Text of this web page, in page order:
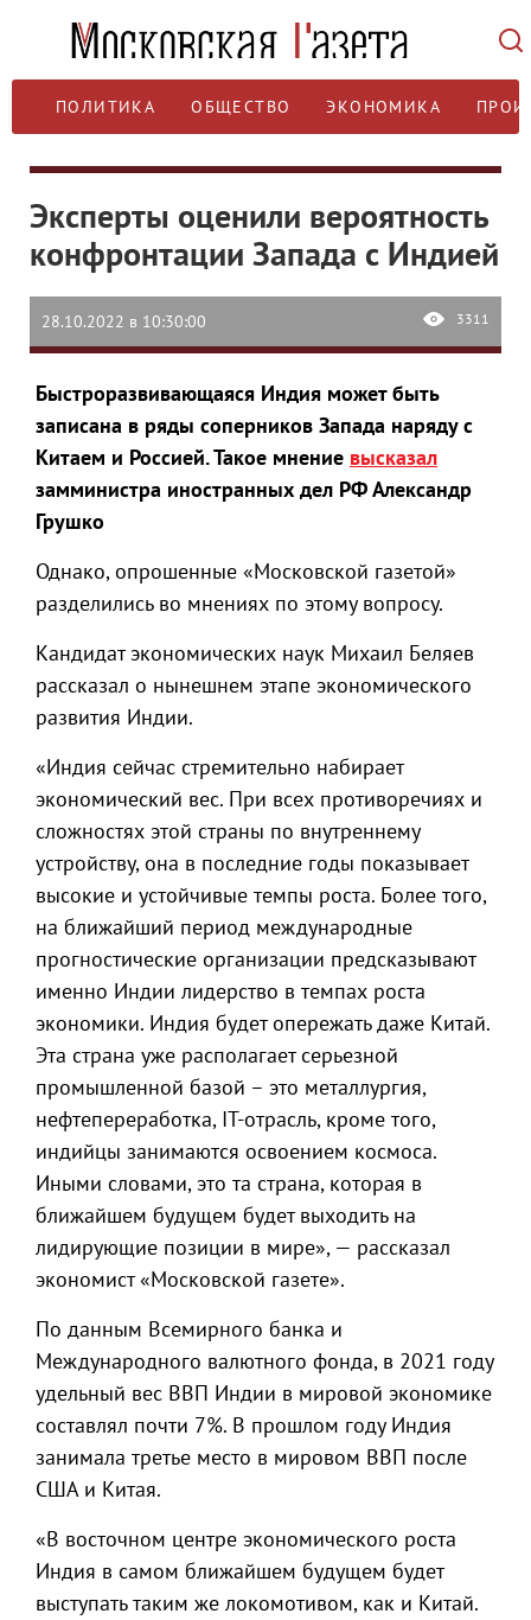
ПОЛИТИКА ОБЩЕСТВО ЭКОНОМИКА
Эксперты оценили вероятность
конфронтации Запада с Индией
28.10.2022 в 10:30:00 3311
Быстроразвивающаяся Индия может быть
записана в ряды соперников Запада наряду с
Китаем и Россией. Такое мнение высказал
замминистра иностранных дел РФ Александр
Грушко
Однако, опрошенные «Московской газетой»
разделились во мнениях по этому вопросу.
Кандидат экономических наук Михаил Беляев
рассказал о нынешнем этапе экономического
развития Индии.
«Индия сейчас стремительно набирает
экономический вес. При всех противоречиях и
сложностях этой страны по внутреннему
устройству, она в последние годы показывает
высокие и устойчивые темпы роста. Более того,
на ближайший период международные
прогностические организации предсказывают
именно Индии лидерство в темпах роста
экономики. Индия будет опережать даже Китай.
Эта страна уже располагает серьезной
промышленной базой – это металлургия,
нефтепереработка, IT-отрасль, кроме того,
индийцы занимаются освоением космоса.
Иными словами, это та страна, которая в
ближайшем будущем будет выходить на
лидирующие позиции в мире», — рассказал
экономист «Московской газете».
По данным Всемирного банка и
Международного валютного фонда, в 2021 году
удельный вес ВВП Индии в мировой экономике
составлял почти 7%. В прошлом году Индия
занимала третье место в мировом ВВП после
США и Китая.
«В восточном центре экономического роста
Индия в самом ближайшем будущем будет
выступать таким же локомотивом, как и Китай.